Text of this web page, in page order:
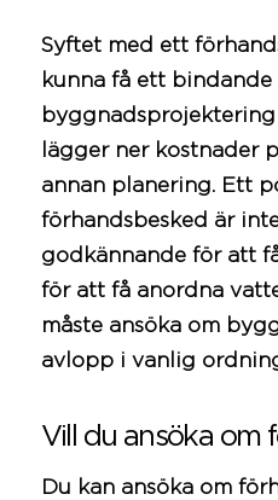
Syftet med ett
kunna få ett bindande
lägger ner kostnader
annan planering. Ett
förhandsbesked är
godkännande för att
för att få anordna
måste ansöka om
avloppi vanlig
Vill du ansöka om
Du kan ansöka om